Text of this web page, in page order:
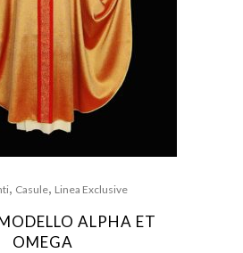
, Casule, Linea Exclusive
ALPHA ET
OMEGA